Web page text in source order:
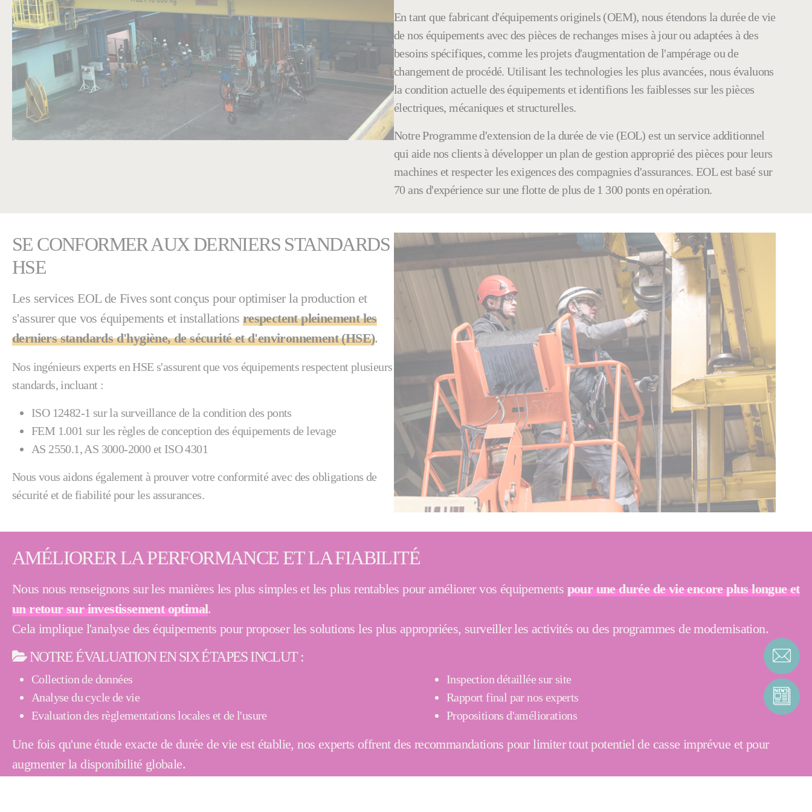
En tant que fabricant d'équipements originels (OEM), nous étendons la durée de vie
de nos équipements avec des pièces de rechanges mises à jour ou adaptées à des
besoins spécifiques, comme les projets d'augmentation de l'ampérage ou de
changement de procédé. Utilisant les technologies les plus avancées, nous évaluons
la condition actuelle des équipements et identifions les faiblesses sur les pièces
électriques, mécaniques et structurelles.
Notre Programme d'extension de la durée de vie (EOL) est un service additionnel
qui aide nos clients à développer un plan de gestion approprié des pièces pour leurs
machines et respecter les exigences des compagnies d'assurances. EOL est basé sur
70 ans d'expérience sur une flotte de plus de 1 300 ponts en opération.
SE CONFORMER AUX DERNIERS STANDARDS
HSE
Les services EOL de Fives sont conçus pour optimiser la production et
s'assurer que vos équipements et installations respectent pleinement les
derniers standards d'hygiène, de sécurité et d'environnement (HSE).
Nos ingénieurs experts en HSE s'assurent que vos équipements respectent plusieurs
standards, incluant :
ISO 12482-1 sur la surveillance de la condition des ponts
FEM 1.001 sur les règles de conception des équipements de levage
AS 2550.1, AS 3000-2000 et ISO 4301
Nous vous aidons également à prouver votre conformité avec des obligations de
sécurité et de fiabilité pour les assurances.
AMÉLIORER LA PERFORMANCE ET LA FIABILITÉ
Nous nous renseignons sur les manières les plus simples et les plus rentables pour améliorer vos équipements pour une durée de vie encore plus longue et
un retour sur investissement optimal.
Cela implique l'analyse des équipements pour proposer les solutions les plus appropriées, surveiller les activités ou des programmes de modernisation.
NOTRE ÉVALUATION EN SIX ÉTAPES INCLUT :
Collection de données
Analyse du cycle de vie
Evaluation des règlementations locales et de l'usure
Inspection détaillée sur site
Rapport final par nos experts
Propositions d'améliorations
Une fois qu'une étude exacte de durée de vie est établie, nos experts offrent des recommandations pour limiter tout potentiel de casse imprévue et pour
augmenter la disponibilité globale.